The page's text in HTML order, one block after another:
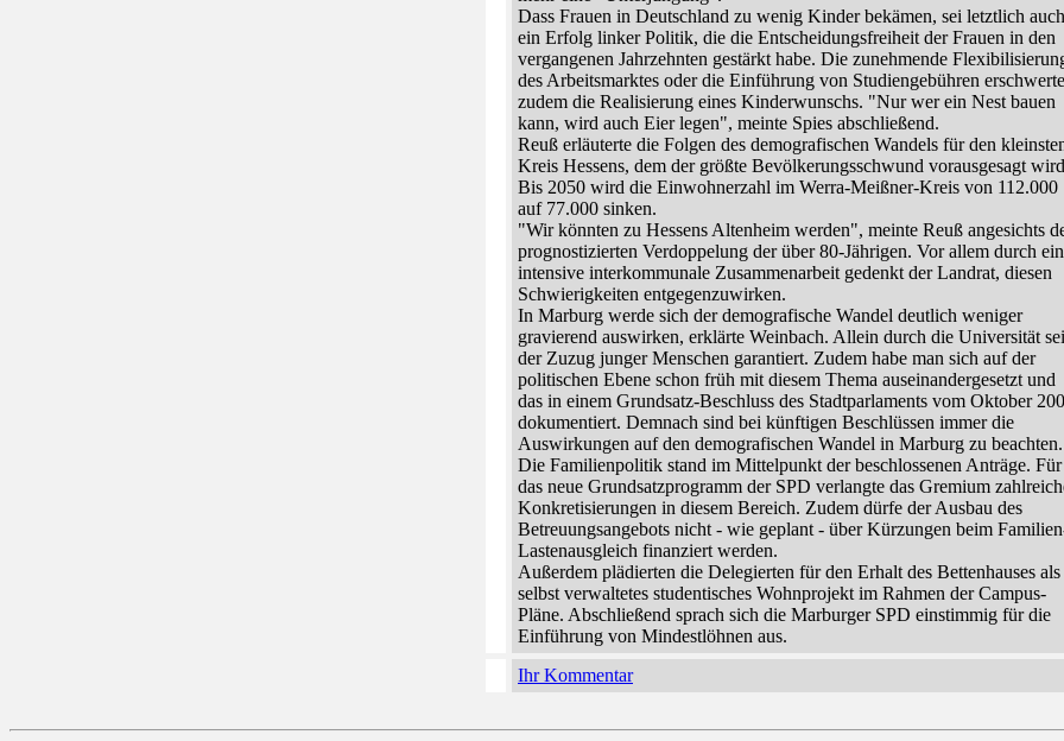
Dass Frauen in Deutschland zu wenig Kinder bekämen, sei letztlich auch
ein Erfolg linker Politik, die die Entscheidungsfreiheit der Frauen in den
vergangenen Jahrzehnten gestärkt habe. Die zunehmende
des Arbeitsmarktes oder die Einführung von Studiengebühren
zudem die Realisierung eines Kinderwunschs. "Nur wer ein Nest bauen
kann, wird auch Eier legen", meinte Spies abschließend.
Reuß erläuterte die Folgen des demografischen Wandels für den
Kreis Hessens, dem der größte Bevölkerungsschwund vorausgesagt
Bis 2050 wird die Einwohnerzahl im Werra-Meißner-Kreis von 112.000
auf 77.000 sinken.
"Wir könnten zu Hessens Altenheim werden", meinte Reuß angesichts
prognostizierten Verdoppelung der über 80-Jährigen. Vor allem durch
intensive interkommunale Zusammenarbeit gedenkt der Landrat, diesen
Schwierigkeiten entgegenzuwirken.
In Marburg werde sich der demografische Wandel deutlich weniger
gravierend auswirken, erklärte Weinbach. Allein durch die Universität sei
der Zuzug junger Menschen garantiert. Zudem habe man sich auf der
politischen Ebene schon früh mit diesem Thema auseinandergesetzt und
das in einem Grundsatz-Beschluss des Stadtparlaments vom Oktober
dokumentiert. Demnach sind bei künftigen Beschlüssen immer die
Auswirkungen auf den demografischen Wandel in Marburg zu beachten.
Die Familienpolitik stand im Mittelpunkt der beschlossenen Anträge. Für
das neue Grundsatzprogramm der SPD verlangte das Gremium
Konkretisierungen in diesem Bereich. Zudem dürfe der Ausbau des
Betreuungsangebots nicht - wie geplant - über Kürzungen beim
Lastenausgleich finanziert werden.
Außerdem plädierten die Delegierten für den Erhalt des Bettenhauses als
selbst verwaltetes studentisches Wohnprojekt im Rahmen der Campus-
Pläne. Abschließend sprach sich die Marburger SPD einstimmig für die
Einführung von Mindestlöhnen aus.
Ihr Kommentar